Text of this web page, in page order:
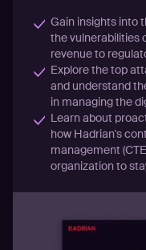
Gain insights into
the vulnerabilities
revenue to
Explore the top
and understand
in managing the
Learn about
how Hadrian's
management
organization to